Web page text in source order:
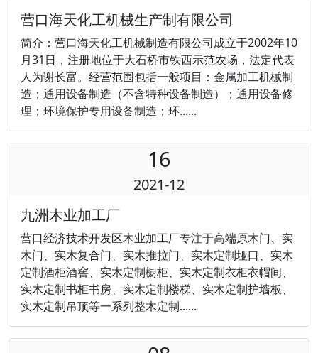
营口海天化工机械生产制有限公司
简介：营口海天化工机械制造有限公司成立于2002年10
月31日，注册地位于大石桥市铁西示范农场，法定代表
人为谢长富。经营范围包括一般项目：金属加工机械制
造；通用设备制造（不含特种设备制造）；通用设备修
理；环境保护专用设备制造；环......
16
2021-12
九洲木业加工厂
营口经济技术开发区木业加工厂专注于高端原木门、实
木门、实木复合门、实木推拉门、实木定制垭口、实木
定制酒柜酒窖、实木定制橱柜、实木定制衣柜衣帽间、
实木定制书柜书房、实木定制楼梯、实木定制护墙板、
实木定制吊顶等一系列整木定制......